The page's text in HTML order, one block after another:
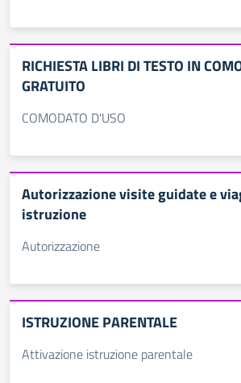
RICHIESTA LIBRI DI TESTO IN
GRATUITO
COMODATO D'USO
Autorizzazione visite guidate e
istruzione
Autorizzazione
ISTRUZIONE PARENTALE
Attivazione istruzione parentale